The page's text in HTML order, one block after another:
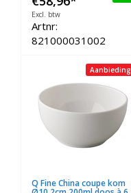
Excl. btw
Artnr:
821000031002
Aanbieding
Q Fine China coupe kom